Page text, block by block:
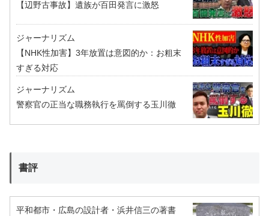
【辺野古事故】遺族が百田発言に激怒
ジャーナリズム
【NHK性加害】3年放置は意図的か：お粗末
すぎる対応
ジャーナリズム
警察官の正当な職務執行を罵倒する玉川徹
書評
平和都市・広島の設計者・浜井信三の著書